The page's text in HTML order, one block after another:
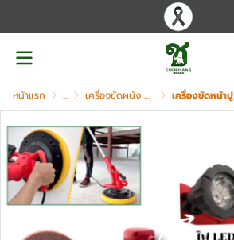
หน้าแรก ... เครื่องขัดผนัง ขัดพื้น ขัดหินขัด ลอกผนัง เครื่องขัดหน้าปูน พร้อมด้าม OKURA รุ่น OK-DWS380LR